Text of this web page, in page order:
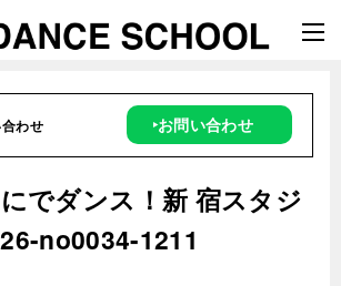
わせ ‣お問い合わせ
でダンス！新 宿スタジ
no0034-1211